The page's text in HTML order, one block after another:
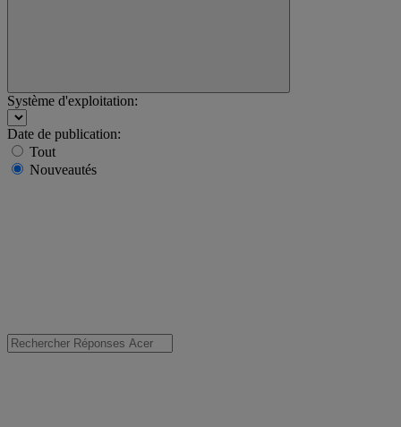
Système d'exploitation:
Date de publication:
Tout
Nouveautés